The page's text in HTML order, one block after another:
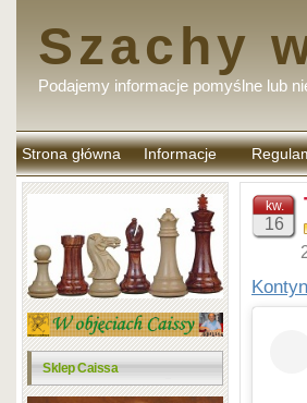
Szachy
Podajemy informacje pomyślne lub
Strona główna Informacje
Sklep Caissa
kw.
16